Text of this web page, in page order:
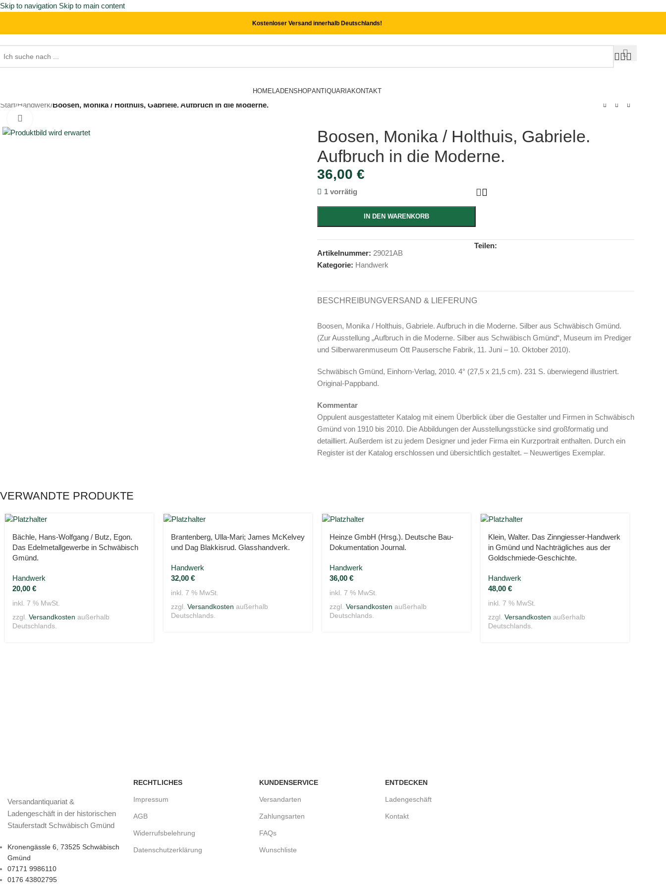
Skip to navigation Skip to main content
Kostenloser Versand innerhalb Deutschlands!
HOME LADENSHOPANTIQUARIAKONTAKT
Start/Handwerk/Boosen, Monika / Holthuis, Gabriele. Aufbruch in die Moderne.
Boosen, Monika / Holthuis, Gabriele.
Aufbruch in die Moderne.
36,00 €
1 vorrätig
IN DEN WARENKORB
Artikelnummer: 29021AB
Kategorie: Handwerk
Teilen:
BESCHREIBUNGVERSAND & LIEFERUNG
Boosen, Monika / Holthuis, Gabriele. Aufbruch in die Moderne. Silber aus Schwäbisch Gmünd.
(Zur Ausstellung „Aufbruch in die Moderne. Silber aus Schwäbisch Gmünd“, Museum im Prediger
und Silberwarenmuseum Ott Pausersche Fabrik, 11. Juni – 10. Oktober 2010).
Schwäbisch Gmünd, Einhorn-Verlag, 2010. 4° (27,5 x 21,5 cm). 231 S. überwiegend illustriert.
Original-Pappband.
Kommentar
Oppulent ausgestatteter Katalog mit einem Überblick über die Gestalter und Firmen in Schwäbisch
Gmünd von 1910 bis 2010. Die Abbildungen der Ausstellungsstücke sind großformatig und
detailliert. Außerdem ist zu jedem Designer und jeder Firma ein Kurzportrait enthalten. Durch ein
Register ist der Katalog erschlossen und übersichtlich gestaltet. – Neuwertiges Exemplar.
VERWANDTE PRODUKTE
Bächle, Hans-Wolfgang / Butz, Egon.
Das Edelmetallgewerbe in Schwäbisch
Gmünd.
Handwerk
20,00 €
inkl. 7 % MwSt.
zzgl. Versandkosten außerhalb
Deutschlands.
Brantenberg, Ulla-Mari; James McKelvey
und Dag Blakkisrud. Glasshandverk.
Handwerk
32,00 €
inkl. 7 % MwSt.
zzgl. Versandkosten außerhalb
Deutschlands.
Heinze GmbH (Hrsg.). Deutsche Bau-
Dokumentation Journal.
Handwerk
36,00 €
inkl. 7 % MwSt.
zzgl. Versandkosten außerhalb
Deutschlands.
Klein, Walter. Das Zinngiesser-Handwerk
in Gmünd und Nachträgliches aus der
Goldschmiede-Geschichte.
Handwerk
48,00 €
inkl. 7 % MwSt.
zzgl. Versandkosten außerhalb
Deutschlands.
Versandantiquariat &
Ladengeschäft in der historischen
Stauferstadt Schwäbisch Gmünd
Kronengässle 6, 73525 Schwäbisch
Gmünd
07171 9986110
0176 43802795
RECHTLICHES
Impressum
AGB
Widerrufsbelehrung
Datenschutzerklärung
KUNDENSERVICE
Versandarten
Zahlungsarten
FAQs
Wunschliste
ENTDECKEN
Ladengeschäft
Kontakt